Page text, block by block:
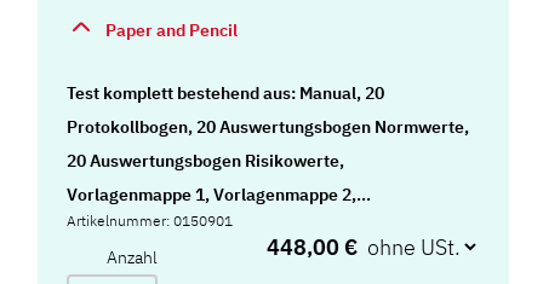
Paper and Pencil
Test komplett bestehend aus: Manual, 20
Protokollbogen, 20 Auswertungsbogen Normwerte,
20 Auswertungsbogen Risikowerte,
Vorlagenmappe 1, Vorlagenmappe 2,
Vorlagenmappe 3, Spielsteine und Mappe
Artikelnummer: 0150901
Anzahl 448,00 €